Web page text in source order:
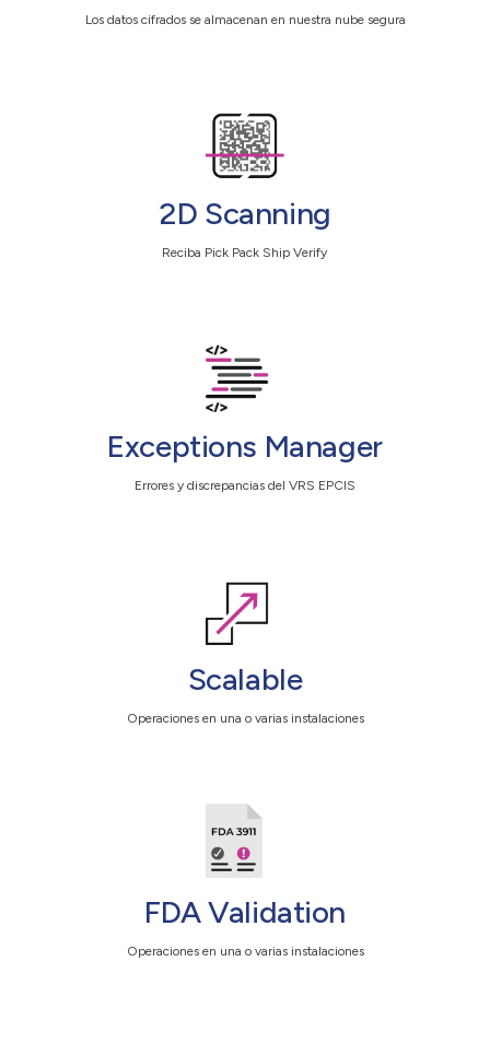
Los datos cifrados se almacenan en nuestra nube segura
2D Scanning
Reciba Pick Pack Ship Verify
Exceptions Manager
Errores y discrepancias del VRS EPCIS
Scalable
Operaciones en una o varias instalaciones
FDA Validation
Operaciones en una o varias instalaciones